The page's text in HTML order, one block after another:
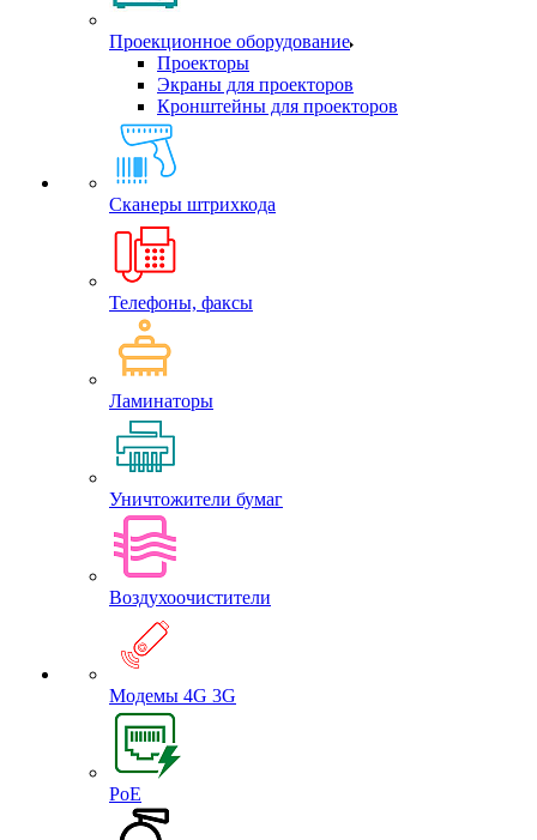
Проекционное оборудование
Проекторы
Экраны для проекторов
Кронштейны для проекторов
Сканеры штрихкода
Телефоны, факсы
Ламинаторы
Уничтожители бумаг
Воздухоочистители
Модемы 4G 3G
PoE